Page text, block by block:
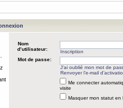
Nom
d’utilisateur:
Inscription
Mot de passe:
J’ai oublié mon mot de
Renvoyer l’e-mail
Me connecter
visite
Masquer mon statut en